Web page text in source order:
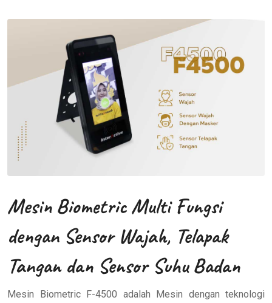
Mesin Biometric Multi Fungsi
dengan Sensor Wajah, Telapak
Tangan dan Sensor Suhu Badan
Mesin Biometric F-4500 adalah Mesin dengan teknologi